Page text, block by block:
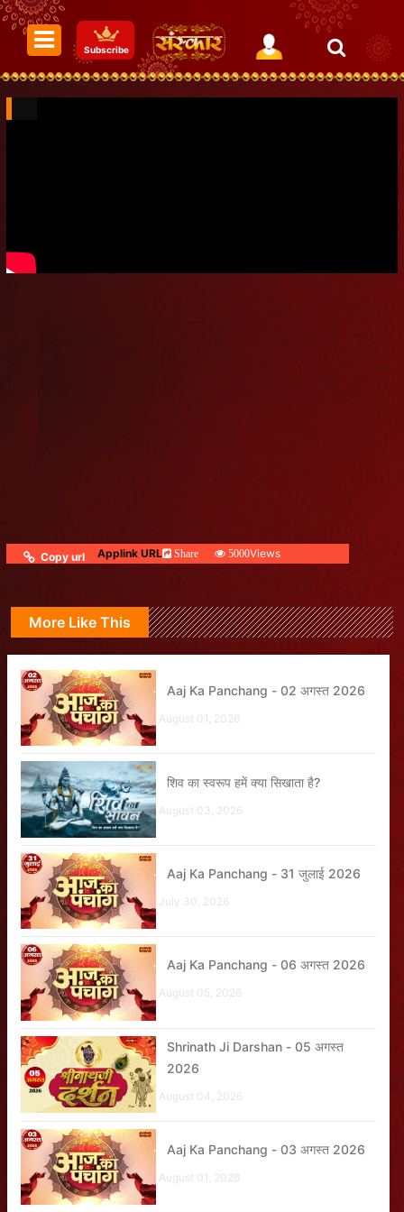
Subscribe
Copy url Applink URL Share 5000Views
More Like This
Aaj Ka Panchang - 02 अगस्त 2026
August 01, 2026
शिव का स्वरूप हमें क्या सिखाता है?
August 03, 2026
Aaj Ka Panchang - 31 जुलाई 2026
July 30, 2026
Aaj Ka Panchang - 06 अगस्त 2026
August 05, 2026
Shrinath Ji Darshan - 05 अगस्त
2026
August 04, 2026
Aaj Ka Panchang - 03 अगस्त 2026
August 01, 2026